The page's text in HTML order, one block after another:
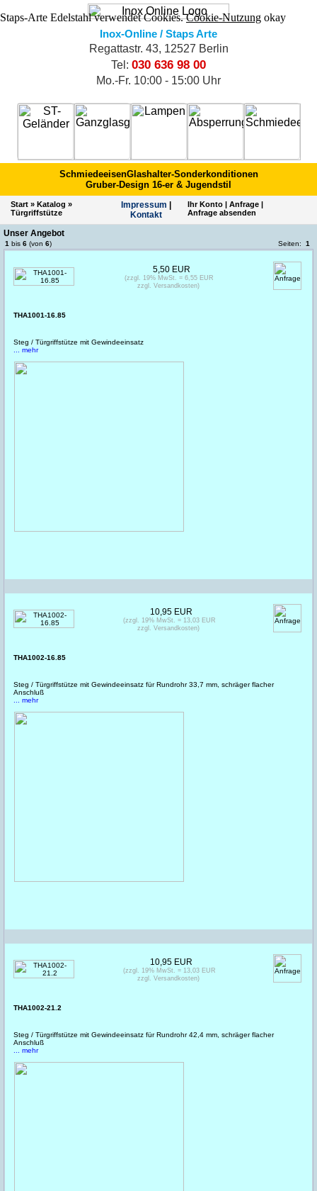
Staps-Arte Edelstahl verwendet Cookies.Cookie-Nutzung okay
Inox-Online / Staps Arte
Regattastr. 43, 12527 Berlin
Tel: 030 636 98 00
Mo.-Fr. 10:00 - 15:00 Uhr
SchmiedeeisenGlashalter-Sonderkonditionen
Gruber-Design 16-er & Jugendstil
Start » Katalog »
Türgriffstütze
Impres­sum
Kontakt
Ihr Konto| Anfrage|
Anfrage absenden
Unser Angebot
1 bis 6 (von 6) Seiten: 1
THA1001-16.85
Steg / Türgriffstütze mit Gewindeeinsatz
... mehr
5,50 EUR
(zzgl. 19% MwSt. = 6,55 EUR
zzgl. Versandkosten)
THA1002-16.85
Steg / Türgriffstütze mit Gewindeeinsatz für Rundrohr 33,7 mm, schräger flacher
Anschluß
... mehr
10,95 EUR
(zzgl. 19% MwSt. = 13,03 EUR
zzgl. Versandkosten)
THA1002-21.2
Steg / Türgriffstütze mit Gewindeeinsatz für Rundrohr 42,4 mm, schräger flacher
Anschluß
... mehr
10,95 EUR
(zzgl. 19% MwSt. = 13,03 EUR
zzgl. Versandkosten)